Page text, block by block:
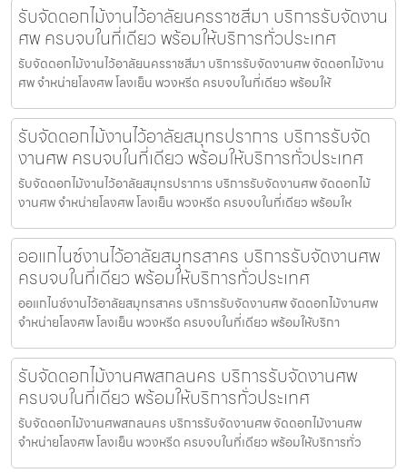
รับจัดดอกไม้งานไว้อาลัยนครราชสีมา บริการรับจัดงาน
ศพ ครบจบในที่เดียว พร้อมให้บริการทั่วประเทศ
รับจัดดอกไม้งานไว้อาลัยนครราชสีมา บริการรับจัดงานศพ จัดดอกไม้งาน
ศพ จำหน่ายโลงศพ โลงเย็น พวงหรีด ครบจบในที่เดียว พร้อมให้
รับจัดดอกไม้งานไว้อาลัยสมุทรปราการ บริการรับจัด
งานศพ ครบจบในที่เดียว พร้อมให้บริการทั่วประเทศ
รับจัดดอกไม้งานไว้อาลัยสมุทรปราการ บริการรับจัดงานศพ จัดดอกไม้
งานศพ จำหน่ายโลงศพ โลงเย็น พวงหรีด ครบจบในที่เดียว พร้อมให
ออแกไนซ์งานไว้อาลัยสมุทรสาคร บริการรับจัดงานศพ
ครบจบในที่เดียว พร้อมให้บริการทั่วประเทศ
ออแกไนซ์งานไว้อาลัยสมุทรสาคร บริการรับจัดงานศพ จัดดอกไม้งานศพ
จำหน่ายโลงศพ โลงเย็น พวงหรีด ครบจบในที่เดียว พร้อมให้บริกา
รับจัดดอกไม้งานศพสกลนคร บริการรับจัดงานศพ
ครบจบในที่เดียว พร้อมให้บริการทั่วประเทศ
รับจัดดอกไม้งานศพสกลนคร บริการรับจัดงานศพ จัดดอกไม้งานศพ
จำหน่ายโลงศพ โลงเย็น พวงหรีด ครบจบในที่เดียว พร้อมให้บริการทั่ว